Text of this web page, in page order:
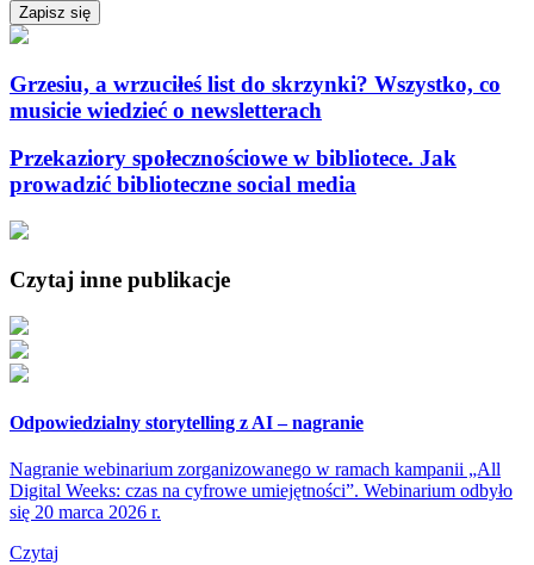
Zapisz się
Grzesiu, a wrzuciłeś list do skrzynki? Wszystko, co
musicie wiedzieć o newsletterach
Przekaziory społecznościowe w bibliotece. Jak
prowadzić biblioteczne social media
Czytaj inne publikacje
Odpowiedzialny storytelling z AI – nagranie
Nagranie webinarium zorganizowanego w ramach kampanii „All
Digital Weeks: czas na cyfrowe umiejętności”. Webinarium odbyło
się 20 marca 2026 r.
Czytaj